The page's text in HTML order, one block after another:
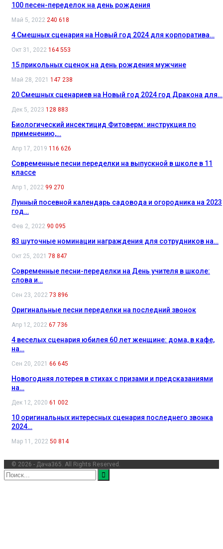
100 песен-переделок на день рождения
Май 5, 2022 240 618
4 Смешных сценария на Новый год 2024 для корпоратива…
Окт 31, 2022 164 553
15 прикольных сценок на день рождения мужчине
Май 28, 2021 147 238
20 Смешных сценариев на Новый год 2024 год Дракона для…
Дек 5, 2023 128 883
Биологический инсектицид Фитоверм: инструкция по
применению,…
Апр 17, 2019 116 626
Современные песни переделки на выпускной в школе в 11
классе
Апр 1, 2022 99 270
Лунный посевной календарь садовода и огородника на 2023
год…
Фев 2, 2022 90 095
83 шуточные номинации награждения для сотрудников на…
Окт 25, 2021 78 847
Современные песни-переделки на День учителя в школе:
слова и…
Сен 23, 2022 73 896
Оригинальные песни переделки на последний звонок
Апр 12, 2022 67 736
4 веселых сценария юбилея 60 лет женщине: дома, в кафе,
на…
Сен 20, 2021 66 645
Новогодняя лотерея в стихах с призами и предсказаниями
на…
Дек 12, 2020 61 002
10 оригинальных интересных сценария последнего звонка
2024…
Мар 11, 2022 50 814
© 2026 - Дача365. All Rights Reserved.